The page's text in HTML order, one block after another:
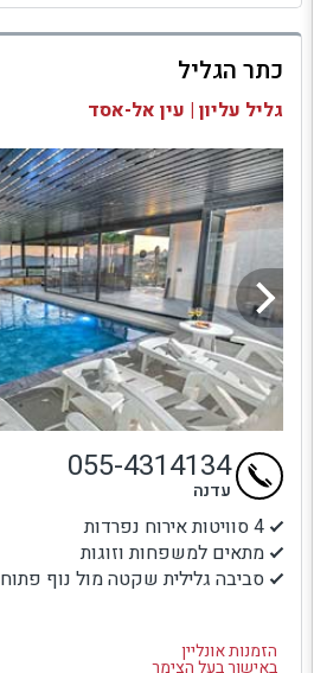
למתחם זה
בדיקת זמינות ומחירים
כתר הגליל
גליל עליון | עין אל-אסד
4 סוויטות אירוח נפרדות
מתאים למשפחות וזוגות
סביבה גלילית שקטה מול נוף פתוח
הזמנות אונליין
באישור בעל הצימר
055-4314134
עדנה